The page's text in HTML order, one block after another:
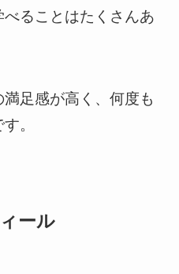
ることはたくさんあ
足感が高く、何度も
。
ール